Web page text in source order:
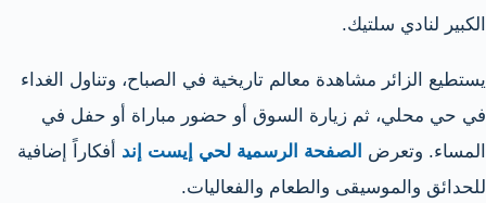
الكبير لنادي سلتيك.
يستطيع الزائر مشاهدة معالم تاريخية في الصباح، وتناول الغداء
في حي محلي، ثم زيارة السوق أو حضور مباراة أو حفل في
المساء. وتعرض الصفحة الرسمية لحي إيست إند أفكاراً إضافية
للحدائق والموسيقى والطعام والفعاليات.